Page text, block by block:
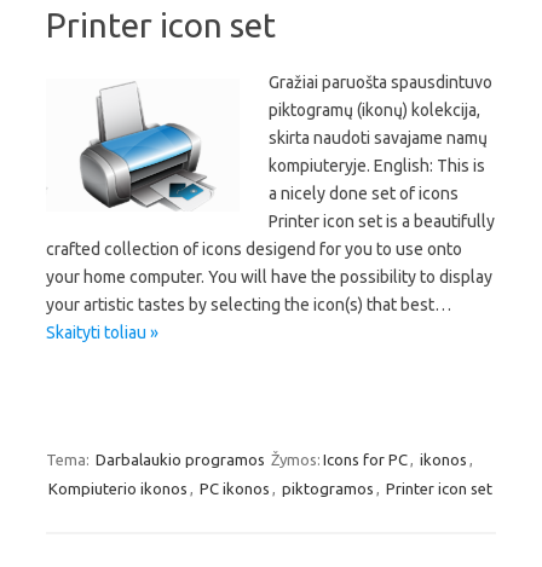
Printer icon set
Gražiai paruošta spausdintuvo
piktogramų (ikonų) kolekcija,
skirta naudoti savajame namų
kompiuteryje. English: This is
a nicely done set of icons
Printer icon set is a beautifully
crafted collection of icons desigend for you to use onto
your home computer. You will have the possibility to display
your artistic tastes by selecting the icon(s) that best…
Skaityti toliau »
Tema: Darbalaukio programos Žymos: Icons for PC ikonos
Kompiuterio ikonos
PC ikonos piktogramos Printer icon set